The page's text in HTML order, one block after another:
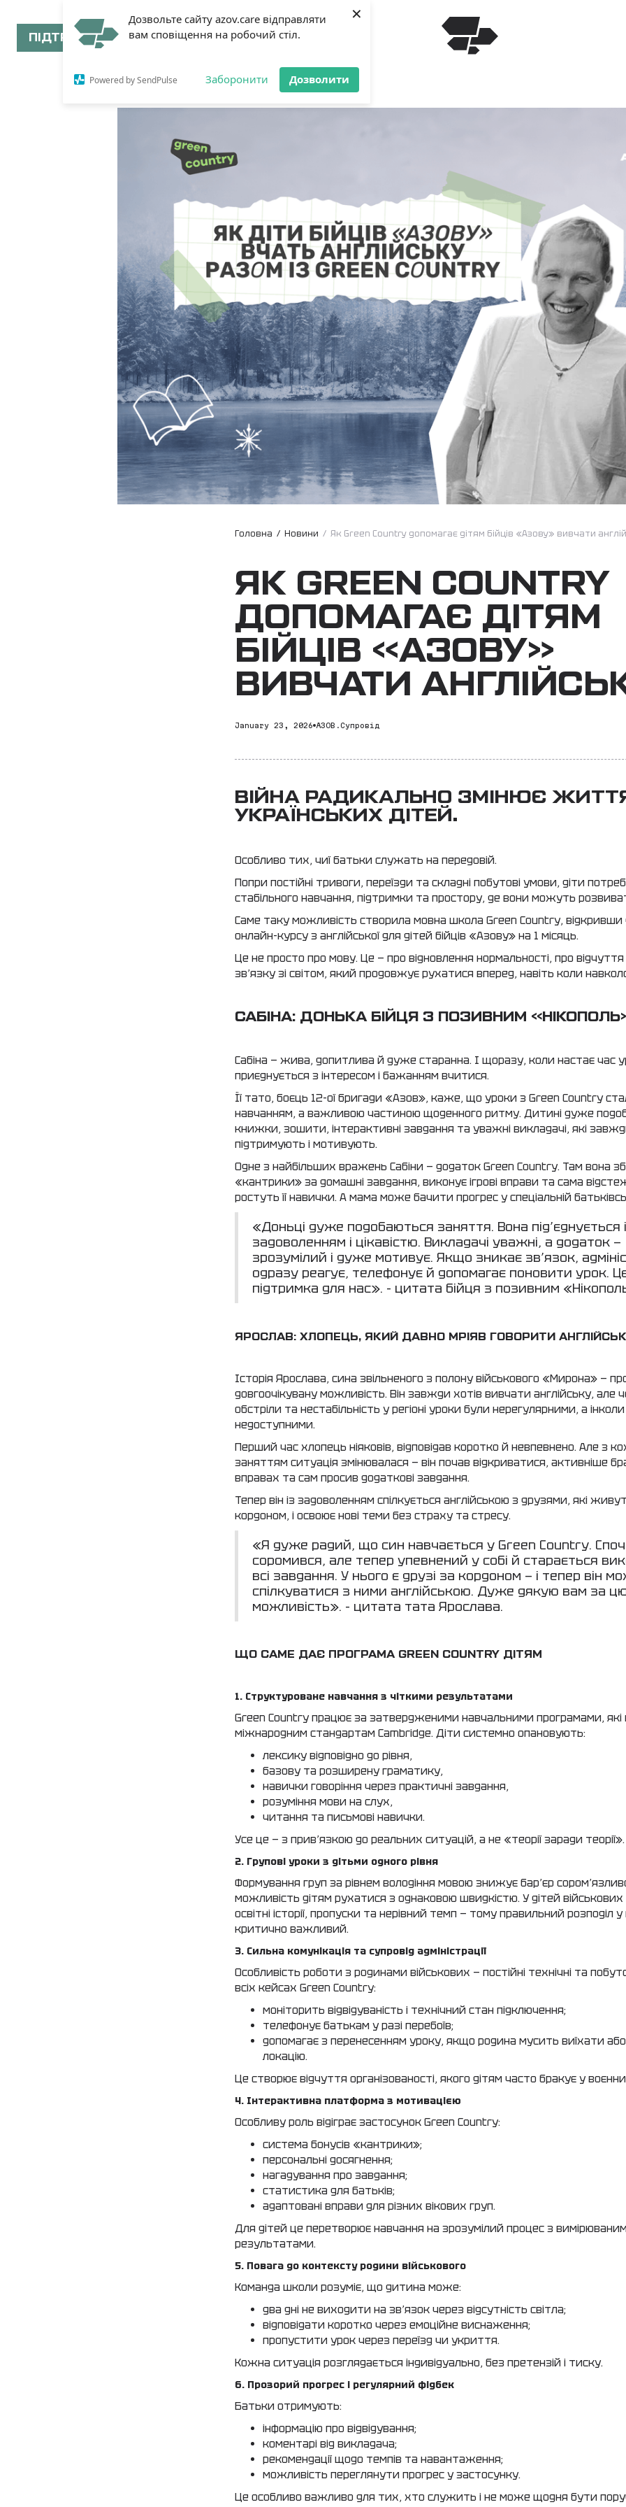
Дозвольте сайту azov.care відправляти
вам сповіщення на робочий стіл.
Powered by SendPulse Заборонити Дозволити
×
ПІДТРИМАТИ
Головна /Новини /Як Green Country допомагає дітям бійців «Азову» вивчати
ЯК GREEN COUNTRY
ДОПОМАГАЄ ДІТЯМ
БІЙЦІВ «АЗОВУ»
ВИВЧАТИ
January 23, 2026 АЗОВ.Супровід
ВІЙНА РАДИКАЛЬНО ЗМІНЮЄ
УКРАЇНСЬКИХ ДІТЕЙ.
Особливо тих, чиї батьки служать на передовій.
Попри постійні тривоги, переїзди та складні побутові умови, діти
стабільного навчання, підтримки та простору, де вони можуть
Саме таку можливість створила мовна школа Green Country, відкривши
онлайн-курсу з англійської для дітей бійців «Азову» на 1 місяць.
Це не просто про мову. Це — про відновлення нормальності, про
зв’язку зі світом, який продовжує рухатися вперед, навіть коли
САБІНА: ДОНЬКА БІЙЦЯ З ПОЗИВНИМ
Сабіна — жива, допитлива й дуже старанна. І щоразу, коли настає час
приєднується з інтересом і бажанням вчитися.
Її тато, боєць 12-ої бригади «Азов», каже, що уроки з Green Country
навчанням, а важливою частиною щоденного ритму. Дитині дуже
книжки, зошити, інтерактивні завдання та уважні викладачі, які
підтримують і мотивують.
Одне з найбільших вражень Сабіни — додаток Green Country. Там вона
«кантрики» за домашні завдання, виконує ігрові вправи та сама
ростуть її навички. А мама може бачити прогрес у спеціальній
«Доньці дуже подобаються заняття. Вона під’єднується
задоволенням і цікавістю. Викладачі уважні, а додаток —
зрозумілий і дуже мотивує. Якщо зникає зв’язок,
одразу реагує, телефонує й допомагає поновити урок.
підтримка для нас». - цитата бійця з позивним
ЯРОСЛАВ: ХЛОПЕЦЬ, ЯКИЙ ДАВНО МРІЯВ ГОВОРИТИ
Історія Ярослава, сина звільненого з полону військового «Мирона» —
довгоочікувану можливість. Він завжди хотів вивчати англійську, але
обстріли та нестабільність у регіоні уроки були нерегулярними, а
недоступними.
Перший час хлопець ніяковів, відповідав коротко й невпевнено. Але з
заняттям ситуація змінювалася — він почав відкриватися, активніше
вправах та сам просив додаткові завдання.
Тепер він із задоволенням спілкується англійською з друзями, які
кордоном, і освоює нові теми без страху та стресу.
«Я дуже радий, що син навчається у Green Country.
соромився, але тепер упевнений у собі й старається
всі завдання. У нього є друзі за кордоном — і тепер він
спілкуватися з ними англійською. Дуже дякую вам за
можливість». - цитата тата Ярослава.
ЩО САМЕ ДАЄ ПРОГРАМА GREEN COUNTRY ДІТЯМ
1. Структуроване навчання з чіткими результатами
Green Country працює за затвердженими навчальними програмами, які
міжнародним стандартам Cambridge. Діти системно опановують:
лексику відповідно до рівня,
базову та розширену граматику,
навички говоріння через практичні завдання,
розуміння мови на слух,
читання та письмові навички.
Усе це — з прив’язкою до реальних ситуацій, а не «теорії заради теорії».
2. Групові уроки з дітьми одного рівня
Формування груп за рівнем володіння мовою знижує бар’єр
можливість дітям рухатися з однаковою швидкістю. У дітей військових
освітні історії, пропуски та нерівний темп — тому правильний розподіл у
критично важливий.
3. Сильна комунікація та супровід адміністрації
Особливість роботи з родинами військових — постійні технічні та
всіх кейсах Green Country:
моніторить відвідуваність і технічний стан підключення;
телефонує батькам у разі перебоїв;
допомагає з перенесенням уроку, якщо родина мусить виїхати
локацію.
Це створює відчуття організованості, якого дітям часто бракує у
4. Інтерактивна платформа з мотивацією
Особливу роль відіграє застосунок Green Country:
система бонусів «кантрики»;
персональні досягнення;
нагадування про завдання;
статистика для батьків;
адаптовані вправи для різних вікових груп.
Для дітей це перетворює навчання на зрозумілий процес з
результатами.
5. Повага до контексту родини військового
Команда школи розуміє, що дитина може:
два дні не виходити на зв’язок через відсутність світла;
відповідати коротко через емоційне виснаження;
пропустити урок через переїзд чи укриття.
Кожна ситуація розглядається індивідуально, без претензій і тиску.
6. Прозорий прогрес і регулярний фідбек
Батьки отримують:
інформацію про відвідування;
коментарі від викладача;
рекомендації щодо темпів та навантаження;
можливість переглянути прогрес у застосунку.
Це особливо важливо для тих, хто служить і не може щодня бути